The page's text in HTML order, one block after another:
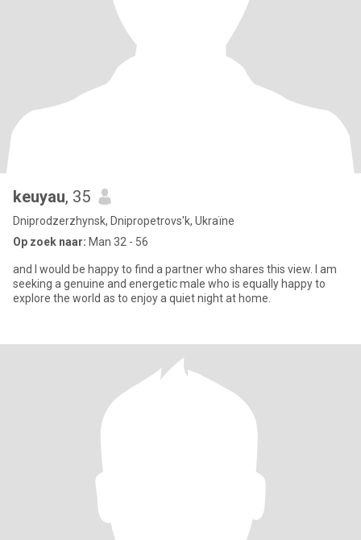
keuyau, 35
Dniprodzerzhynsk, Dnipropetrovs'k, Ukraïne
Op zoek naar: Man 32 - 56
and I would be happy to find a partner who shares this view. I am
seeking a genuine and energetic male who is equally happy to
explore the world as to enjoy a quiet night at home.